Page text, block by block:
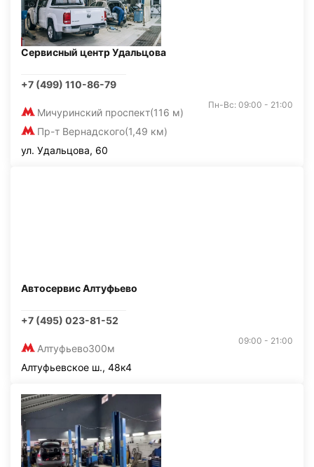
Сервисный центр Удальцова
+7 (499) 110-86-79
Мичуринский проспект(116 м)
Пр-т Вернадского(1,49 км)
Пн-Вс: 09:00 - 21:00
ул. Удальцова, 60
Автосервис Алтуфьево
+7 (495) 023-81-52
Алтуфьево300м
09:00 - 21:00
Алтуфьевское ш., 48к4